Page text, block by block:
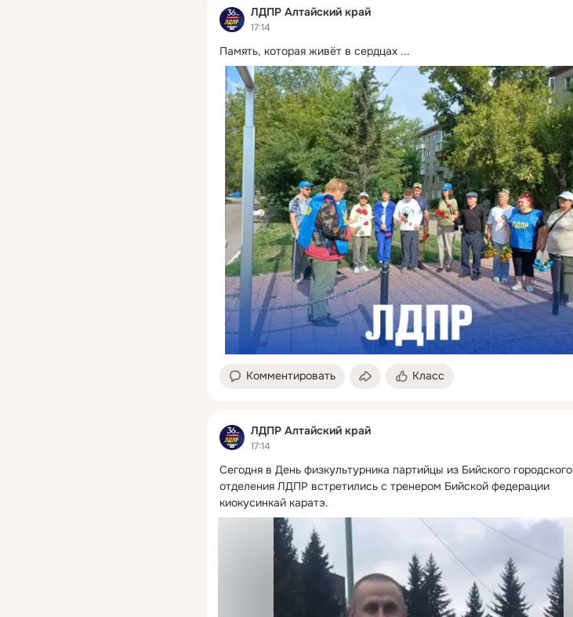
ЛДПР Алтайский край
17:14
Память, которая живёт в сердцах ...
Комментировать Класс
ЛДПР Алтайский край
17:14
Сегодня в День физкультурника партийцы из Бийского городского
отделения ЛДПР встретились с тренером Бийской федерации
киокусинкай каратэ.